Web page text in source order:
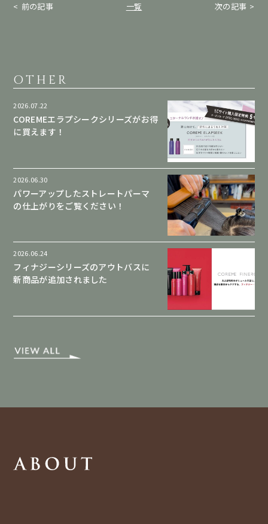
前の記事 一覧 次の記事
OTHER
2026.07.22
COREMEエラプシークシリーズがお得
に買えます！
2026.06.30
パワーアップしたストレートパーマ
の仕上がりをご覧ください！
2026.06.24
フィナジーシリーズのアウトバスに
新商品が追加されました